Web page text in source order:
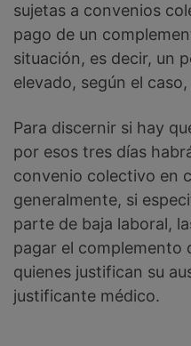
sujetas a convenios
pago de un
situación, es decir, un
elevado, según el
Para discernir si hay
por esos tres días
convenio colectivo en
generalmente, si
parte de baja laboral,
pagar el complemento
quienes justifican su
justificante médico.